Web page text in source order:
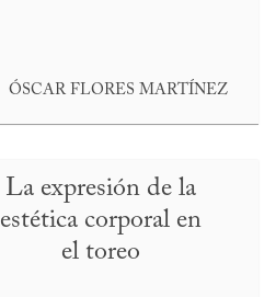
ÓSCAR FLORES MARTÍNEZ
La expresión de la
estética corporal en
el toreo